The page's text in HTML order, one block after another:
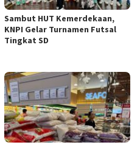
Sambut HUT Kemerdekaan,
KNPI Gelar Turnamen Futsal
Tingkat SD